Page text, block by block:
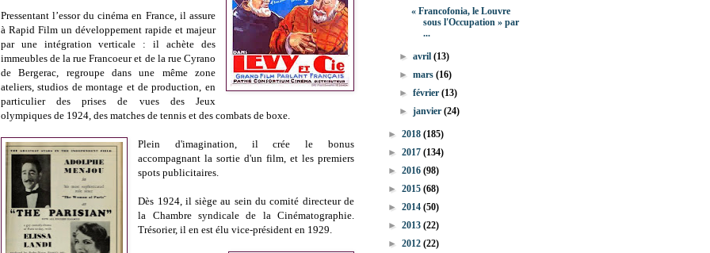
Pressentant l’essor du cinéma en France, il assure
à Rapid Film un développement rapide et majeur
par une intégration verticale : il achète des
immeubles de la rue Francoeur et de la rue Cyrano
de Bergerac, regroupe dans une même zone
ateliers, studios de montage et de production, en
particulier des prises de vues des Jeux
olympiques de 1924, des matches de tennis et des combats de boxe.
Plein d'imagination, il crée le bonus
accompagnant la sortie d'un film, et les premiers
spots publicitaires.
Dès 1924, il siège au sein du comité directeur de
la Chambre syndicale de la Cinématographie.
Trésorier, il en est élu vice-président en 1929.
« Francofonia, le Louvre
sous l'Occupation » par
...
►avril(13)
►mars(16)
►février(13)
►janvier(24)
► 2018 (185)
► 2017 (134)
► 2016 (98)
► 2015 (68)
► 2014 (50)
► 2013 (22)
► 2012 (22)